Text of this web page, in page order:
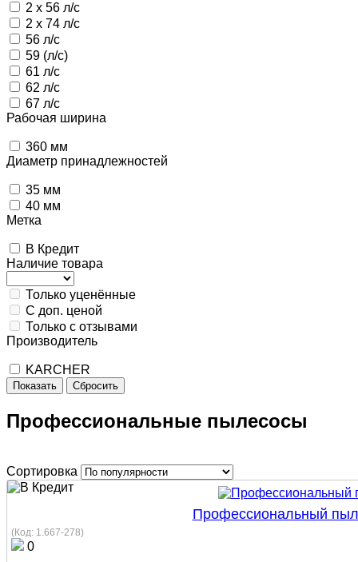
2 х 56 л/с
2 х 74 л/с
56 л/с
59 (л/с)
61 л/с
62 л/с
67 л/с
Рабочая ширина
360 мм
Диаметр принадлежностей
35 мм
40 мм
Метка
В Кредит
Наличие товара
Только уценённые
С доп. ценой
Только с отзывами
Производитель
KARCHER
Показать Сбросить
Профессиональные пылесосы
Сортировка
Профессиональный
(Код: 1.667-278)
0